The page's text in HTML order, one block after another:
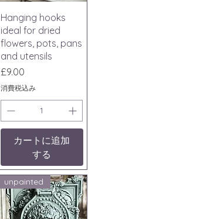
クイックビュー
Hanging hooks
ideal for dried
flowers, pots, pans
and utensils
価格
£9.00
消費税込み
カートに追加
する
unpainted